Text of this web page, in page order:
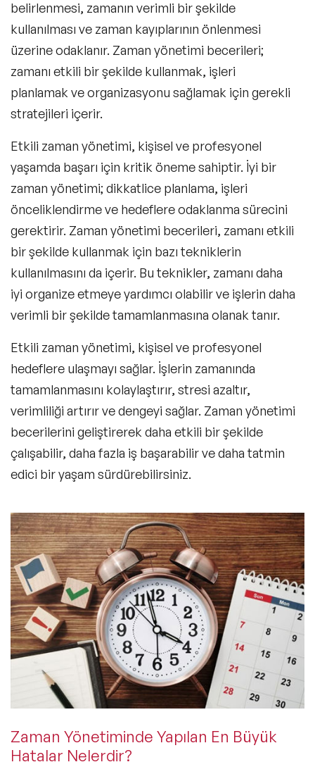
belirlenmesi, zamanın verimli bir şekilde
kullanılması ve zaman kayıplarının önlenmesi
üzerine odaklanır. Zaman yönetimi becerileri;
zamanı etkili bir şekilde kullanmak, işleri
planlamak ve organizasyonu sağlamak için gerekli
stratejileri içerir.
Etkili zaman yönetimi, kişisel ve profesyonel
yaşamda başarı için kritik öneme sahiptir. İyi bir
zaman yönetimi; dikkatlice planlama, işleri
önceliklendirme ve hedeflere odaklanma sürecini
gerektirir. Zaman yönetimi becerileri, zamanı etkili
bir şekilde kullanmak için bazı tekniklerin
kullanılmasını da içerir. Bu teknikler, zamanı daha
iyi organize etmeye yardımcı olabilir ve işlerin daha
verimli bir şekilde tamamlanmasına olanak tanır.
Etkili zaman yönetimi, kişisel ve profesyonel
hedeflere ulaşmayı sağlar. İşlerin zamanında
tamamlanmasını kolaylaştırır, stresi azaltır,
verimliliği artırır ve dengeyi sağlar. Zaman yönetimi
becerilerini geliştirerek daha etkili bir şekilde
çalışabilir, daha fazla iş başarabilir ve daha tatmin
edici bir yaşam sürdürebilirsiniz.
Zaman Yönetiminde Yapılan En Büyük
Hatalar Nelerdir?